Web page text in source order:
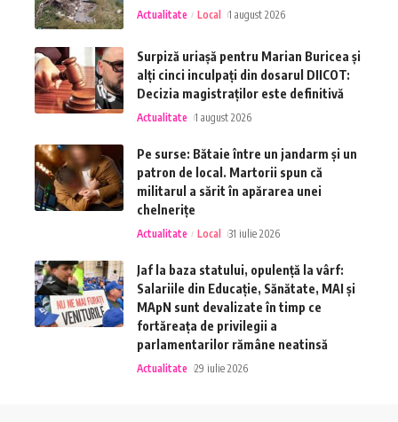
Actualitate Local 1 august 2026
Surpiză uriașă pentru Marian Buricea și
alți cinci inculpați din dosarul DIICOT:
Decizia magistraților este definitivă
Actualitate 1 august 2026
Pe surse: Bătaie între un jandarm și un
patron de local. Martorii spun că
militarul a sărit în apărarea unei
chelnerițe
Actualitate Local 31 iulie 2026
Jaf la baza statului, opulență la vârf:
Salariile din Educație, Sănătate, MAI și
MApN sunt devalizate în timp ce
fortăreața de privilegii a
parlamentarilor rămâne neatinsă
Actualitate 29 iulie 2026